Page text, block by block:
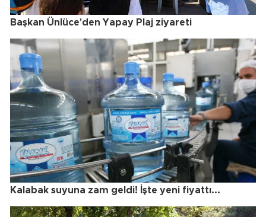
Başkan Ünlüce'den Yapay Plaj ziyareti
Kalabak suyuna zam geldi! İşte yeni fiyattı...